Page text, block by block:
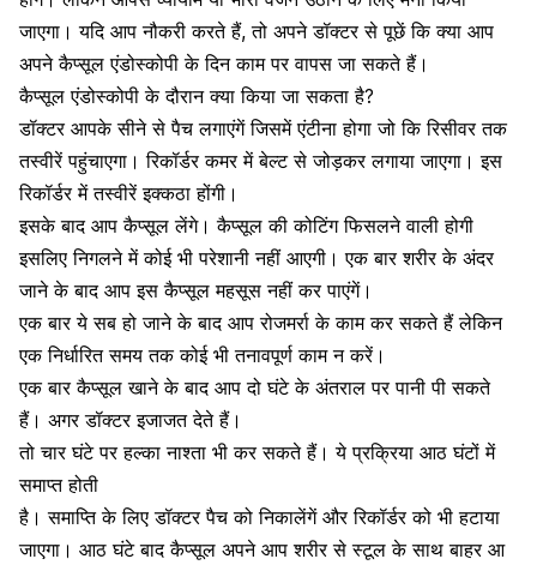
जाएगा। यदि आप नौकरी करते हैं, तो अपने डॉक्टर से पूछें कि क्या आप
अपने कैप्सूल एंडोस्कोपी के दिन काम पर वापस जा सकते हैं।
कैप्सूल एंडोस्कोपी के दौरान क्या किया जा सकता है?
डॉक्टर आपके सीने से पैच लगाएंगें जिसमें एंटीना होगा जो कि रिसीवर तक
तस्वीरें पहुंचाएगा। रिकॉर्डर कमर में बेल्ट से जोड़कर लगाया जाएगा। इस
रिकॉर्डर में तस्वीरें इक्कठा होंगी।
इसके बाद आप कैप्सूल लेंगे। कैप्सूल की कोटिंग फिसलने वाली होगी
इसलिए निगलने में कोई भी परेशानी नहीं आएगी। एक बार शरीर के अंदर
जाने के बाद आप इस कैप्सूल महसूस नहीं कर पाएंगें।
एक बार ये सब हो जाने के बाद आप रोजमर्रा के काम कर सकते हैं लेकिन
एक निर्धारित समय तक कोई भी तनावपूर्ण काम न करें।
एक बार कैप्सूल खाने के बाद आप दो घंटे के अंतराल पर पानी पी सकते
हैं। अगर डॉक्टर इजाजत देते हैं।
तो चार घंटे पर हल्का नाश्ता भी कर सकते हैं। ये प्रक्रिया आठ घंटों में
समाप्त होती
है। समाप्ति के लिए डॉक्टर पैच को निकालेंगें और रिकॉर्डर को भी हटाया
जाएगा। आठ घंटे बाद कैप्सूल अपने आप शरीर सेस्टूल के साथ बाहर आ